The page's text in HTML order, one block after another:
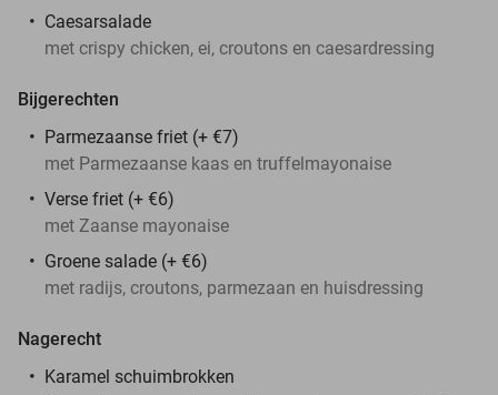
Caesarsalade
met crispy chicken, ei, croutons en caesardressing
Bijgerechten
Parmezaanse friet (+ €7)
met Parmezaanse kaas en truffelmayonaise
Verse friet (+ €6)
met Zaanse mayonaise
Groene salade (+ €6)
met radijs, croutons, parmezaan en huisdressing
Nagerecht
Karamel schuimbrokken